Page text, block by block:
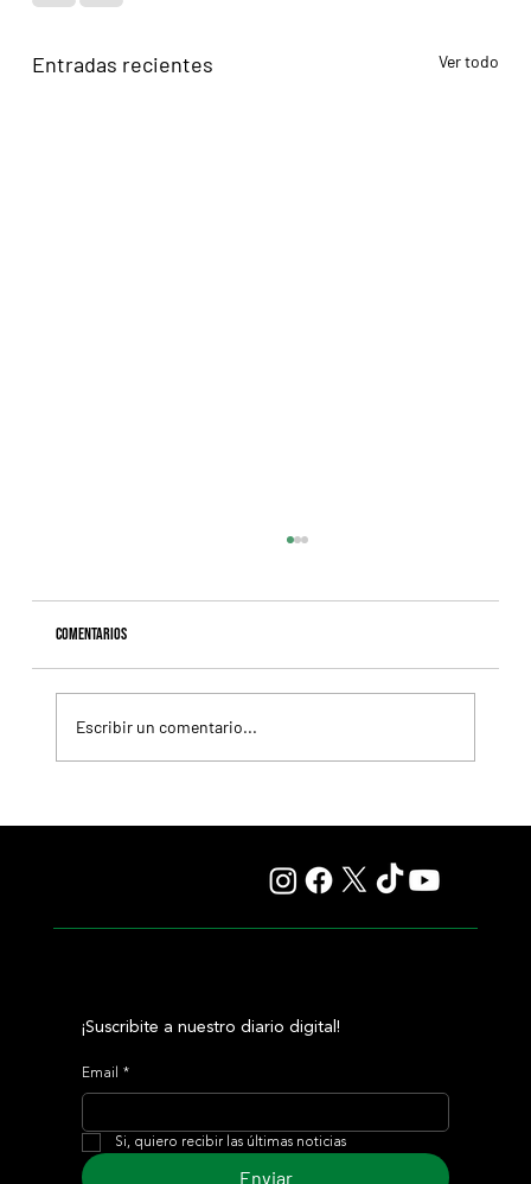
Entradas recientes Ver todo
Comentarios
Escribir un comentario...
¡Suscribite a nuestro diario digital!
Email *
Si, quiero recibir las últimas noticias
Enviar